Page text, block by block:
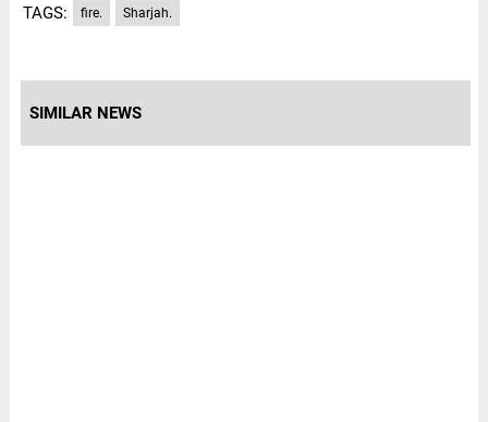
TAGS: fire. Sharjah.
SIMILAR NEWS